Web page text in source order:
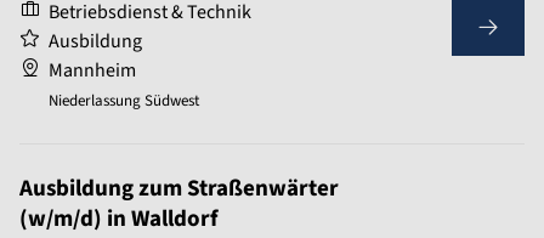
Betriebsdienst & Technik
Ausbildung
Mannheim
Niederlassung Südwest
Ausbildung zum Straßenwärter
(w/m/d) in Walldorf